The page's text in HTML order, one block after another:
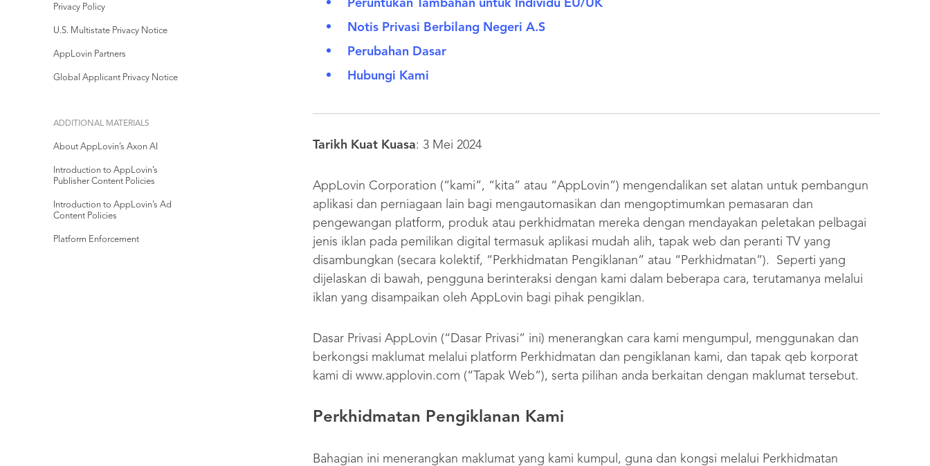
Privacy Policy
U.S. Multistate Privacy Notice
AppLovin Partners
Global Applicant Privacy Notice
ADDITIONAL MATERIALS
About AppLovin’s Axon AI
Introduction to AppLovin’s
Publisher Content Policies
Introduction to AppLovin’s Ad
Content Policies
Platform Enforcement
Peruntukan Tambahan untuk Individu EU/UK
Notis Privasi Berbilang Negeri A.S
Perubahan Dasar
Hubungi Kami
Tarikh Kuat Kuasa: 3 Mei 2024
AppLovin Corporation (“kami”, “kita” atau “AppLovin”) mengendalikan set alatan untuk pembangun
aplikasi dan perniagaan lain bagi mengautomasikan dan mengoptimumkan pemasaran dan
pengewangan platform, produk atau perkhidmatan mereka dengan mendayakan peletakan pelbagai
jenis iklan pada pemilikan digital termasuk aplikasi mudah alih, tapak web dan peranti TV yang
disambungkan (secara kolektif, “Perkhidmatan Pengiklanan” atau “Perkhidmatan”). Seperti yang
dijelaskan di bawah, pengguna berinteraksi dengan kami dalam beberapa cara, terutamanya melalui
iklan yang disampaikan oleh AppLovin bagi pihak pengiklan.
Dasar Privasi AppLovin (“Dasar Privasi” ini) menerangkan cara kami mengumpul, menggunakan dan
berkongsi maklumat melalui platform Perkhidmatan dan pengiklanan kami, dan tapak qeb korporat
kami di www.applovin.com (“Tapak Web”), serta pilihan anda berkaitan dengan maklumat tersebut.
Perkhidmatan Pengiklanan Kami
Bahagian ini menerangkan maklumat yang kami kumpul, guna dan kongsi melalui Perkhidmatan